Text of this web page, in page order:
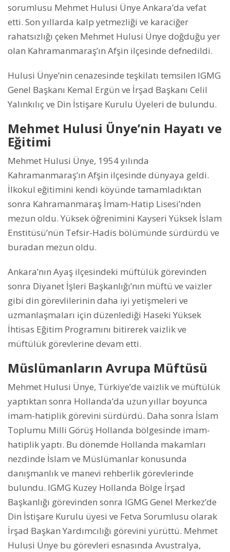
sorumlusu Mehmet Hulusi Ünye Ankara’da vefat
etti. Son yıllarda kalp yetmezliği ve karaciğer
rahatsızlığı çeken Mehmet Hulusi Ünye doğduğu yer
olan Kahramanmaraş’ın Afşin ilçesinde defnedildi.
Hulusi Ünye’nin cenazesinde teşkilatı temsilen IGMG
Genel Başkanı Kemal Ergün ve İrşad Başkanı Celil
Yalınkılıç ve Din İstişare Kurulu Üyeleri de bulundu.
Mehmet Hulusi Ünye’nin Hayatı ve
Eğitimi
Mehmet Hulusi Ünye, 1954 yılında
Kahramanmaraş’ın Afşin ilçesinde dünyaya geldi.
İlkokul eğitimini kendi köyünde tamamladıktan
sonra Kahramanmaraş İmam-Hatip Lisesi’nden
mezun oldu. Yüksek öğrenimini Kayseri Yüksek İslam
Enstitüsü’nün Tefsir-Hadis bölümünde sürdürdü ve
buradan mezun oldu.
Ankara’nın Ayaş ilçesindeki müftülük görevinden
sonra Diyanet İşleri Başkanlığı’nın müftü ve vaizler
gibi din görevlilerinin daha iyi yetişmeleri ve
uzmanlaşmaları için düzenlediği Haseki Yüksek
İhtisas Eğitim Programını bitirerek vaizlik ve
müftülük görevlerine devam etti.
Müslümanların Avrupa Müftüsü
Mehmet Hulusi Ünye, Türkiye’de vaizlik ve müftülük
yaptıktan sonra Hollanda’da uzun yıllar boyunca
imam-hatiplik görevini sürdürdü. Daha sonra İslam
Toplumu Milli Görüş Hollanda bölgesinde imam-
hatiplik yaptı. Bu dönemde Hollanda makamları
nezdinde İslam ve Müslümanlar konusunda
danışmanlık ve manevi rehberlik görevlerinde
bulundu. IGMG Kuzey Hollanda Bölge İrşad
Başkanlığı görevinden sonra IGMG Genel Merkez’de
Din İstişare Kurulu üyesi ve Fetva Sorumlusu olarak
İrşad Başkan Yardımcılığı görevini yürüttü. Mehmet
Hulusi Ünye bu görevleri esnasında Avustralya,